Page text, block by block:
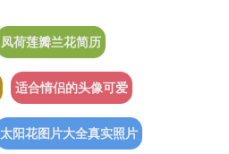
凤荷莲瓣兰花简历
适合情侣的头像可爱
太阳花图片大全真实照片